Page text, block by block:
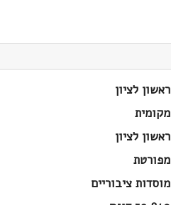
ראשון לציון
מקומית
ראשון לציון
מפורטת
מוסדות ציבוריים